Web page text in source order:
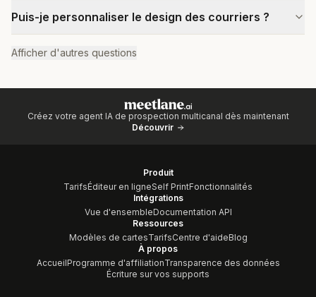
Puis-je personnaliser le design des courriers ?
Afficher d'autres questions
Créez votre agent IA de prospection multicanal dès maintenant
Découvrir
Produit
TarifsÉditeur en ligneSelf PrintFonctionnalités
Intégrations
Vue d'ensembleDocumentation API
Ressources
Modèles de cartesTarifsCentre d'aideBlog
À propos
AccueilProgramme d'affiliationTransparence des données
Écriture sur vos supports